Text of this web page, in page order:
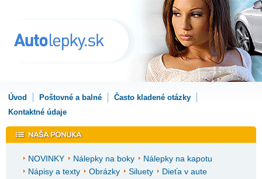
Úvod Poštovné a balné
Často kladené otázky
Kontaktné údaje
NOVINKY Nálepky na boky
Nálepky na kapotu
Nápisy a texty
Obrázky Siluety
Dieťa v aute